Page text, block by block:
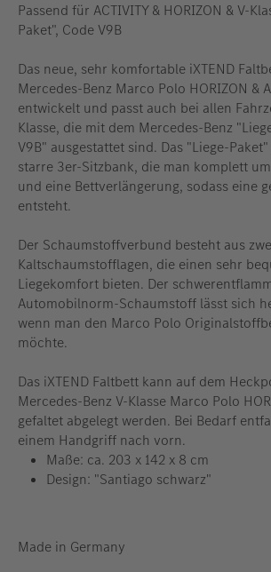
Passend für ACTIVITY & HORIZON & V-
Paket", Code V9B
Das neue, sehr komfortable iXTEND
Mercedes-Benz Marco Polo HORIZON &
entwickelt und passt auch bei allen
Klasse, die mit dem Mercedes-Benz
V9B" ausgestattet sind. Das "Liege-
starre 3er-Sitzbank, die man komplett
und eine Bettverlängerung, sodass eine
entsteht.
Der Schaumstoffverbund besteht aus
Kaltschaumstofflagen, die einen sehr
Liegekomfort bieten. Der
Automobilnorm-Schaumstoff lässt sich
wenn man den Marco Polo
möchte.
Das iXTEND Faltbett kann auf dem
Mercedes-Benz V-Klasse Marco Polo
gefaltet abgelegt werden. Bei Bedarf
einem Handgriff nach vorn.
Maße: ca. 203 x 142 x 8 cm
Design: "Santiago schwarz"
Made in Germany